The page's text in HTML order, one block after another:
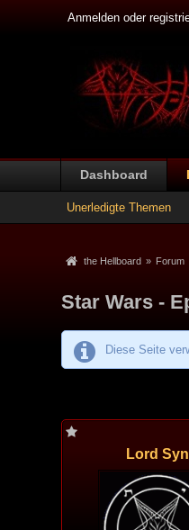
Anmelden oder
Dashboard
Unerledigte Themen
the Hellboard » Forum
Star Wars -
Diese Seite
Lord Syn